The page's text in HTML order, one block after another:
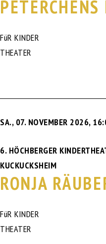
FüR KINDER
THEATER
SA., 07. NOVEMBER 2026,
6. HÖCHBERGER
KUCKUCKSHEIM
RONJA
FüR KINDER
THEATER